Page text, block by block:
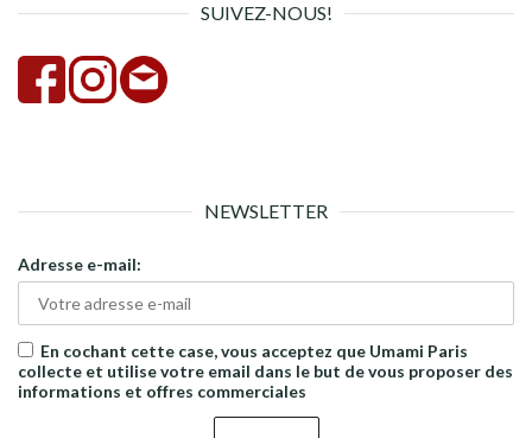
SUIVEZ-NOUS!
NEWSLETTER
Adresse e-mail:
En cochant cette case, vous acceptez que Umami Paris
collecte et utilise votre email dans le but de vous proposer des
informations et offres commerciales